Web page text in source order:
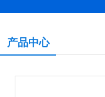
产品中心